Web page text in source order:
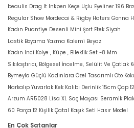
beaulis Drag It Inkpen Keçe Uçlu Eyeliner 196
Regular Show Mordecai & Rigby Haters Gonna
Kadın Puantiye Desenli Mini Şort Etek Siyah
Lastik Boyama Yazma Kalemi Beyaz
Kadın Inci Kolye , Küpe , Bileklik Set -8 Mm
Sıkılaştırıcı, Bölgesel İncelme, Selülit Ve Çatlak
Bymeyla Güçlü Kadınlara Özel Tasarımlı Oto
Narkalıp Yuvarlak Kek Kalıbı Derinlik 15cm Çap
Arzum AR5028 Lisa XL Saç Maşası Seramik
60 Parça 12 Kişilik Çatal Kaşık Seti Hasır Model
En Çok Satanlar